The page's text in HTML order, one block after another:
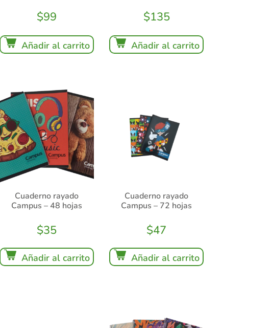
$99
Añadir al carrito
$135
Añadir al carrito
Cuaderno rayado
Campus – 48 hojas
$35
Añadir al carrito
Cuaderno rayado
Campus – 72 hojas
$47
Añadir al carrito